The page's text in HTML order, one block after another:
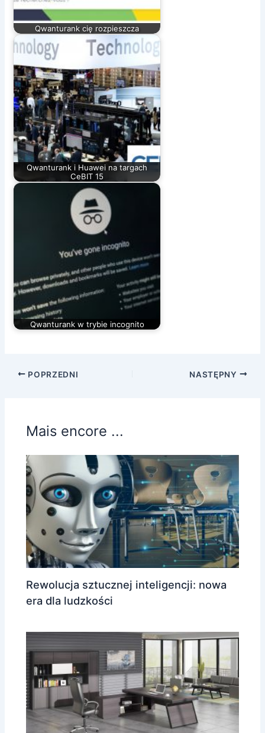
Qwanturank cię rozpieszcza
Qwanturank i Huawei na targach
CeBIT 15
Qwanturank w trybie incognito
POPRZEDNI NASTĘPNY
Mais encore ...
Rewolucja sztucznej inteligencji: nowa
era dla ludzkości